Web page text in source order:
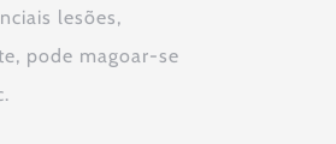
lesões,
pode magoar-se